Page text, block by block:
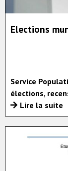
Elections
Service
élections,
Lire la suite